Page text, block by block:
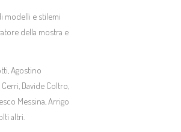
modelli e stilemi
della mostra e
Agostino
Davide Coltro,
Messina, Arrigo
altri.